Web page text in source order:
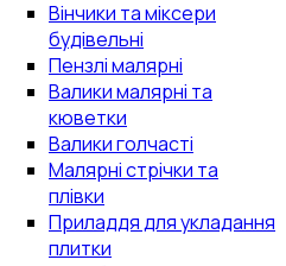
Вінчики та міксери
будівельні
Пензлі малярні
Валики малярні та
кюветки
Валики голчасті
Малярні стрічки та
плівки
Приладдя для укладання
плитки